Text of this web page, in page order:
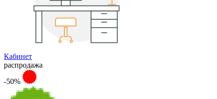
Кабинет
распродажа
-50%